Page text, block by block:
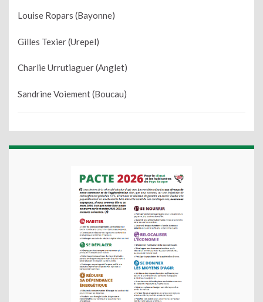
Louise Ropars (Bayonne)
Gilles Texier (Urepel)
Charlie Urrutiaguer (Anglet)
Sandrine Voiement (Boucau)